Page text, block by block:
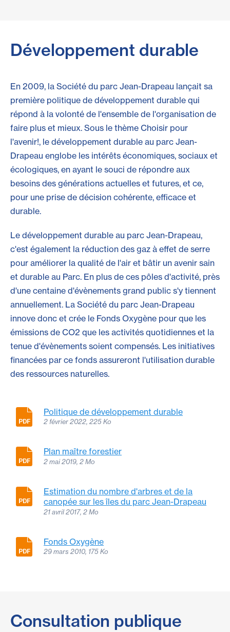
Développement durable
En 2009, la Société du parc Jean-Drapeau lançait sa
première politique de développement durable qui
répond à la volonté de l'ensemble de l'organisation de
faire plus et mieux. Sous le thème Choisir pour
l'avenir!, le développement durable au parc Jean-
Drapeau englobe les intérêts économiques, sociaux et
écologiques, en ayant le souci de répondre aux
besoins des générations actuelles et futures, et ce,
pour une prise de décision cohérente, efficace et
durable.
Le développement durable au parc Jean-Drapeau,
c'est également la réduction des gaz à effet de serre
pour améliorer la qualité de l'air et bâtir un avenir sain
et durable au Parc. En plus de ces pôles d'activité, près
d'une centaine d'évènements grand public s'y tiennent
annuellement. La Société du parc Jean-Drapeau
innove donc et crée le Fonds Oxygène pour que les
émissions de CO2 que les activités quotidiennes et la
tenue d'évènements soient compensés. Les initiatives
financées par ce fonds assureront l'utilisation durable
des ressources naturelles.
Politique de développement durable
2 février 2022, 225 Ko
Plan maître forestier
2 mai 2019, 2 Mo
Estimation du nombre d'arbres et de la
canopée sur les îles du parc Jean-Drapeau
21 avril 2017, 2 Mo
Fonds Oxygène
29 mars 2010, 175 Ko
Consultation publique